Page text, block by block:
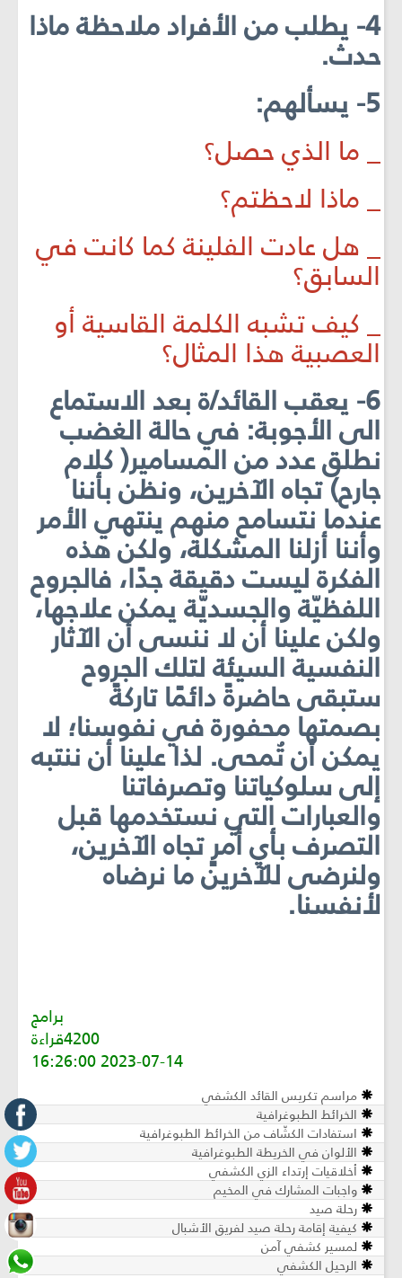
4- يطلب من الأفراد ملاحظة ماذا
حدث.
5- يسألهم:
_ ما الذي حصل؟
_ ماذا لاحظتم؟
_ هل عادت الفلينة كما كانت في
السابق؟
_ كيف تشبه الكلمة القاسية أو
العصبية هذا المثال؟
6- يعقب القائد/ة بعد الاستماع
الى الأجوبة: في حالة الغضب
نطلق عدد من المسامير( كلام
جارح) تجاه الآخرين، ونظن بأننا
عندما نتسامح منهم ينتهي الأمر
وأننا أزلنا المشكلة، ولكن هذه
الفكرة ليست دقيقة جدًا، فالجروح
اللفظيّة والجسديّة يمكن علاجها،
ولكن علينا أن لا ننسى أن الآثار
النفسية السيئة لتلك الجروح
ستبقى حاضرةً دائمًا تاركةً
بصمتها محفورة في نفوسنا؛ لا
يمكن أن تُمحى. لذا علينا أن ننتبه
إلى سلوكياتنا وتصرفاتنا
والعبارات التي نستخدمها قبل
التصرف بأي أمرٍ تجاه الآخرين،
ولنرضى للآخرين ما نرضاه
لأنفسنا.
برامج
4200قراءة
2023-07-14 16:26:00
مراسم تكريس القائد الكشفي
الخرائط الطبوغرافية
استفادات الكشّاف من الخرائط الطبوغرافية
الألوان في الخريطة الطبوغرافية
أخلاقيات إرتداء الزي الكشفي
واجبات المشارك في المخيم
رحلة صيد
كيفية إقامة رحلة صيد لفريق الأشبال
لمسير كشفي آمن
الرحيل الكشفي